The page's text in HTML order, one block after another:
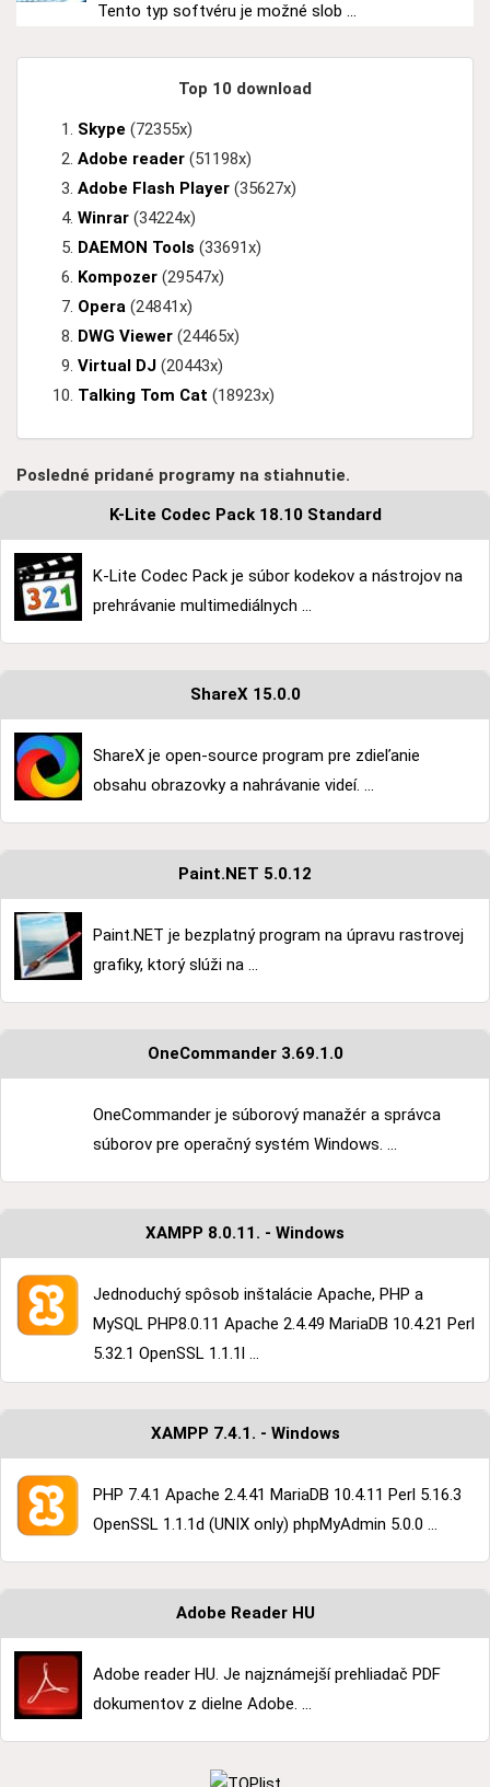
Tento typ softvéru je možné slob ...
Top 10 download
Skype (72355x)
Adobe reader (51198x)
Adobe Flash Player (35627x)
Winrar (34224x)
DAEMON Tools (33691x)
Kompozer (29547x)
Opera (24841x)
DWG Viewer (24465x)
Virtual DJ (20443x)
Talking Tom Cat (18923x)
Posledné pridané programy na stiahnutie.
K-Lite Codec Pack 18.10 Standard
K-Lite Codec Pack je súbor kodekov a nástrojov na
prehrávanie multimediálnych ...
ShareX 15.0.0
ShareX je open-source program pre zdieľanie
obsahu obrazovky a nahrávanie videí. ...
Paint.NET 5.0.12
Paint.NET je bezplatný program na úpravu rastrovej
grafiky, ktorý slúži na ...
OneCommander 3.69.1.0
OneCommander je súborový manažér a správca
súborov pre operačný systém Windows. ...
XAMPP 8.0.11. - Windows
Jednoduchý spôsob inštalácie Apache, PHP a
MySQL PHP8.0.11 Apache 2.4.49 MariaDB 10.4.21 Perl
5.32.1 OpenSSL 1.1.1l ...
XAMPP 7.4.1. - Windows
PHP 7.4.1 Apache 2.4.41 MariaDB 10.4.11 Perl 5.16.3
OpenSSL 1.1.1d (UNIX only) phpMyAdmin 5.0.0 ...
Adobe Reader HU
Adobe reader HU. Je najznámejší prehliadač PDF
dokumentov z dielne Adobe. ...